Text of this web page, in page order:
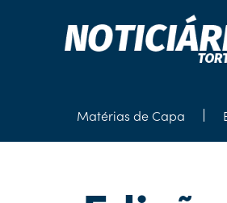
Matérias de Capa